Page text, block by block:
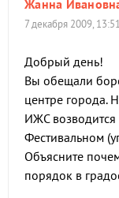
Жанна
7 декабря 2009, 13:51
Добрый день!
Вы обещали
центре города.
ИЖС
Фестивальном
Объясните
порядок в